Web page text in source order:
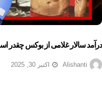
درآمد سالار غلامی از بوکس
Alishanti اکتبر 30, 2025